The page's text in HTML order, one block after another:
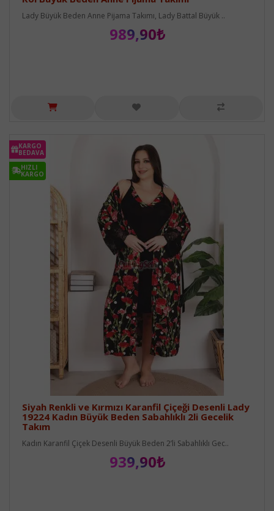
Lady Büyük Beden Anne Pijama Takımı, Lady Battal Büyük ..
989,90₺
KARGO
BEDAVA
HIZLI
KARGO
Siyah Renkli ve Kırmızı Karanfil Çiçeği Desenli Lady
19224 Kadın Büyük Beden Sabahlıklı 2li Gecelik
Takım
Kadın Karanfil Çiçek Desenli Büyük Beden 2’li Sabahlıklı Gec..
939,90₺